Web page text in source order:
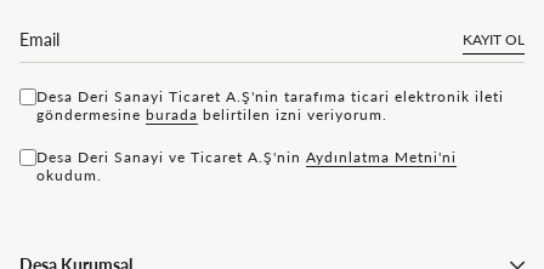
KAYIT OL
Desa Deri Sanayi Ticaret A.Ş'nin tarafıma ticari elektronik ileti
göndermesine bu rada belirtilen izni veriyorum.
Desa Deri Sanayi ve Ticaret A.Ş'nin Aydınlatma Metni'ni
okudum.
Desa Kurumsal